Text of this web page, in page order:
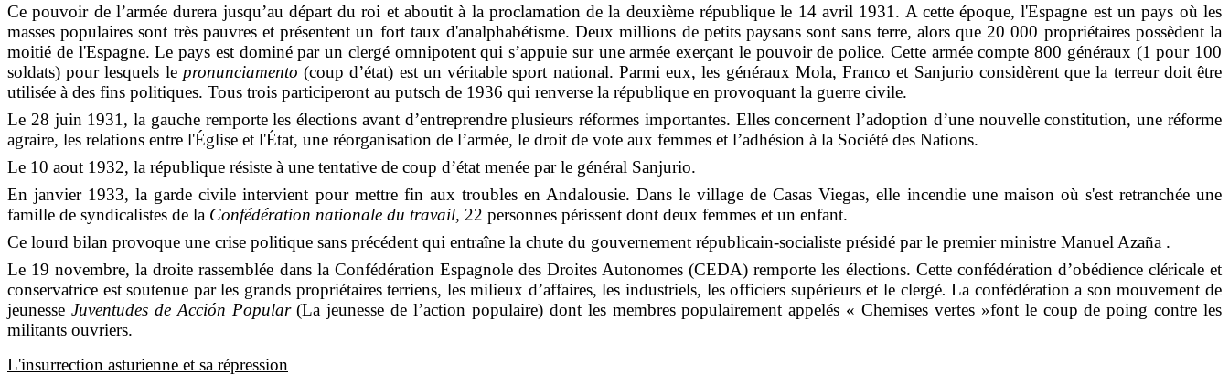
Ce pouvoir de l’armée durera jusqu’au départ du roi et aboutit à la proclamation de la deuxième république le 14 avril 1931. A cette époque, l'Espagne est un pays où les
masses populaires sont très pauvres et présentent un fort taux d'analphabétisme. Deux millions de petits paysans sont sans terre, alors que 20 000 propriétaires possèdent la
moitié de l'Espagne. Le pays est dominé par un clergé omnipotent qui s’appuie sur une armée exerçant le pouvoir de police. Cette armée compte 800 généraux (1 pour 100
soldats) pour lesquels le pronunciamento (coup d’état) est un véritable sport national. Parmi eux, les généraux Mola, Franco et Sanjurio considèrent que la terreur doit être
utilisée à des fins politiques. Tous trois participeront au putsch de 1936 qui renverse la république en provoquant la guerre civile.
Le 28 juin 1931, la gauche remporte les élections avant d’entreprendreplusieurs réformes importantes. Elles concernent l’adoption d’une nouvelle constitution, une réforme
agraire, les relations entre l'Église et l'État, une réorganisation de l’armée, le droit de vote aux femmes et l’adhésion à la Société des Nations.
Le 10 aout 1932, la république résiste à une tentative de coup d’état menée par le général Sanjurio.
En janvier 1933, la garde civile intervient pour mettre fin aux troubles en Andalousie. Dans le village de Casas Viegas, elle incendie une maison où s'est retranchée une
famille de syndicalistes de la Confédération nationale du travail, 22 personnes périssent dont deux femmes et un enfant.
Ce lourd bilan provoque une crise politique sans précédent qui entraîne la chute du gouvernement républicain-socialiste présidé par le premier ministre Manuel Azaña .
Le 19 novembre, la droite rassemblée dans la Confédération Espagnole des Droites Autonomes (CEDA) remporte les élections. Cette confédération d’obédience cléricale et
conservatrice estsoutenue par les grands propriétaires terriens, les milieux d’affaires, les industriels, les officiers supérieurs et le clergé. La confédération a son mouvement de
jeunesse Juventudes de Acción Popular(La jeunesse de l’action populaire) dont les membres populairement appelés « Chemises vertes »font le coup de poing contre les
militants ouvriers.
L'insurrection asturienne et sa répression